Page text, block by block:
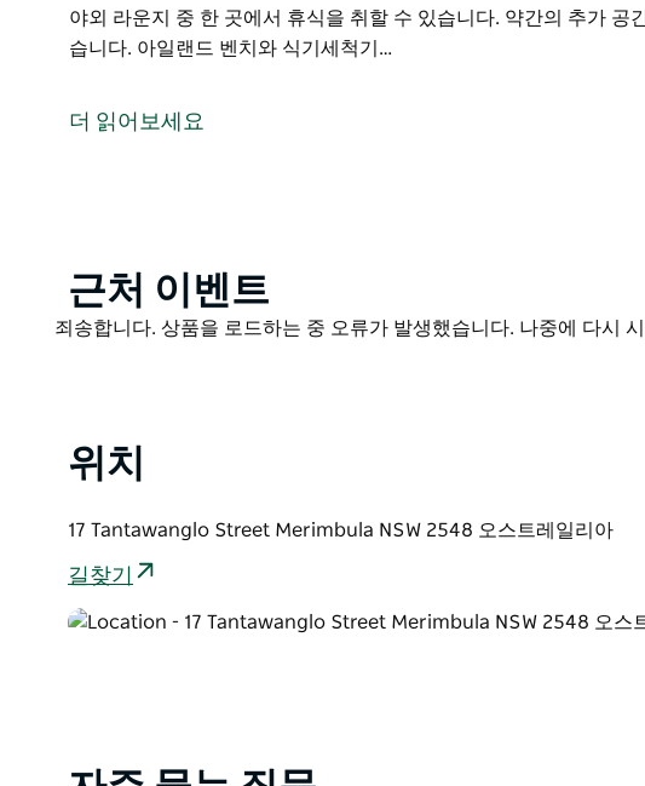
야외 라운지 중 한 곳에서 휴식을 취할 수 있습니다. 약간의 추가 공
습니다. 아일랜드 벤치와 식기세척기…
보트 주차장, 2개의 거실 공간 완전히 울타리가 쳐진 넓은 마당이 있
수많은 야외 라운지 중 한 곳에서 휴식을 취할 수 있습니다. 약간의
간이 있습니다. 아일랜드 벤치와 식기세척기 등 필요한 모든 가전제
요.
뒷마당은 완전히 울타리로 둘러싸여 있으며 털복숭이 친구들을 수
더 읽어보세요
Product
List
근처 이벤트
Product
죄송합니다. 상품을 로드하는 중 오류가 발생했습니다. 나중에 다시
위치
17 Tantawanglo Street Merimbula NSW 2548 오스트레일리아
길찾기